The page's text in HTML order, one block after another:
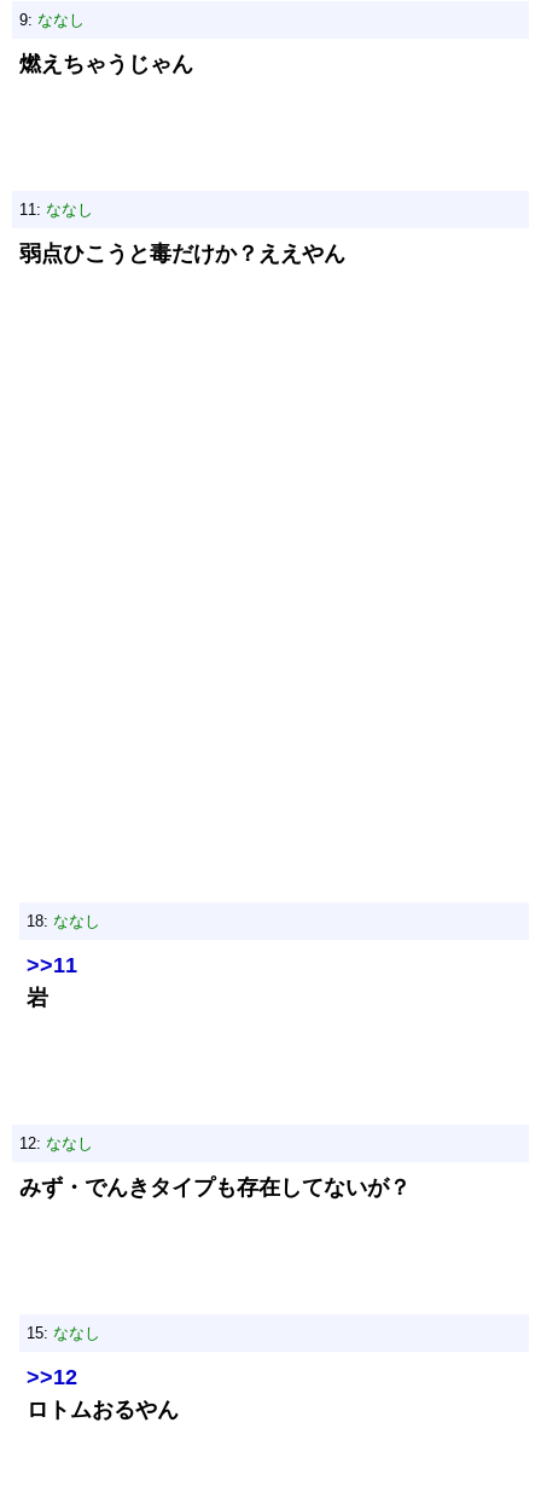
9: ななし
燃えちゃうじゃん
11: ななし
弱点ひこうと毒だけか？ええやん
18: ななし
>>11
岩
12: ななし
みず・でんきタイプも存在してないが？
15: ななし
>>12
ロトムおるやん